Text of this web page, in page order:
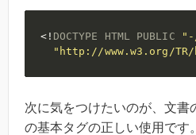
<! DOCTYPE HTML PUBLIC
"http://www.w3.org/
次に気をつけたいのが、文書
の基本タグの正しい使用です